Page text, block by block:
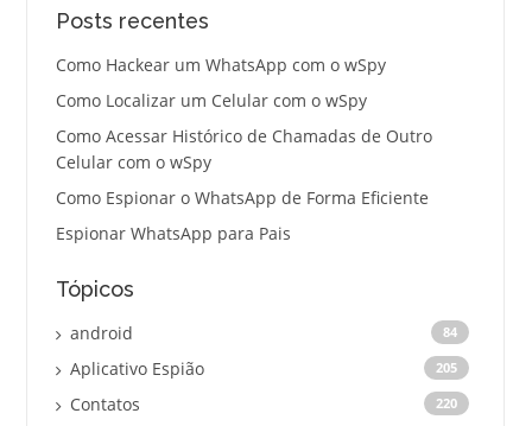
Posts recentes
Como Hackear um WhatsApp com o wSpy
Como Localizar um Celular com o wSpy
Como Acessar Histórico de Chamadas de Outro
Celular com o wSpy
Como Espionar o WhatsApp de Forma Eficiente
Espionar WhatsApp para Pais
Tópicos
android 84
Aplicativo Espião 205
Contatos 220